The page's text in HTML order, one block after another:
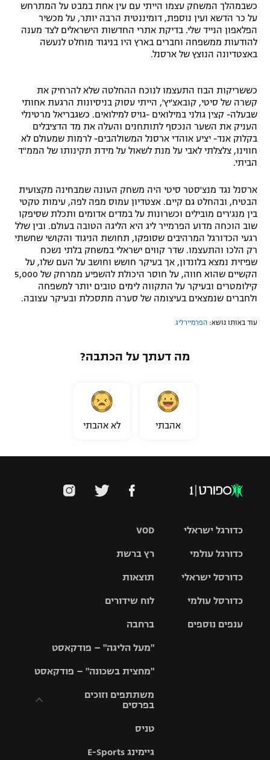
כשבמהלך המשחק עצמו הייתי עם עין אחת במבט על המתרחש
על כר הדשא ועין נוספת, דומיננטית הרבה יותר, על מכשיר
הפלאפון הנייד שלי. בדיקת אתרי החדשות הישראלים לצד מענה
להודעות ממשפחה וחברים בארץ היו בניגוד מוחלט לנעשה
באצטדיונה הנוצץ של ארסנל.
כששריקות הבוז התעצמו לנוכח ההחלטה שלא להרחיק את
קשרה של סיטי, קובאצ'יץ', הייתי עסוק בניסיונות הרגעת אחותי
שבעלה- קצין גולני במילואים -גויס למילואים. כשגבריאל מרטינלי
העניק את השער הנכסף לתותחנים והעלה את מד הדציבלים
בקלוק אנד- יציע אוהדי ארסנל המשולהבים- לרמות שמעולם לא
חווינו, צלצלתי לאבי על מנת לשאול על מידת תקינותו של הממ"ד
הביתי.
ארסנל נגד מנצ'סטר סיטי היה משחק העונה שמבחינה מקצועית
הבטיח, ובהחלט גם קיים. אצטדיון עמוס מפה לפה, עימות טקטי
בין מנג'רים מובילים וכשרונות על במדים אדומים ותכלת שסיפקו
שוב הוכחה מדוע הפרמייר ליג היא הליגה הטובה בעולם. ובין שלל
רגעי הכדורגל המרהיבים שסופקו, תחושת הניגוד והקושי שחשתי
רק הלכו והתעצמו. שדר קווים ישראלי במשחק בלתי נשכח
שפיזית נמצא בלונדון, אך בעיקר חושש וחושב על העם שלו, על
הקשיים שהוא חווה, על חוסר היכולת להשפיע ממרחק של 5,000
קילומטרים ובעיקר על התקווה לימים טובים יותר למשפחה
ולחברים שנמצאים בעיצומה של סערה מתסכלת ובעיקר עצובה.
עוד באותו נושא: הפרמיירליג
מה דעתך על הכתבה?
אהבתי לא אהבתי
VOD
רץ ברשת
תוצאות
לוח שידורים
ברחבה
"מעל הליגה" – פודקאסט
"מחצית בשכונה" – פודקאסט
משתתפים וזוכים
בפרסים
וזוכים בפרסים
טניס
גיימינג E-Sports
כדורגל ישראלי
גביע הטוטו
כדורגל עולמי
האלופות
ליגה
כדורסל ישראלי
סל
כדורסל עולמי
ענפים נוספים